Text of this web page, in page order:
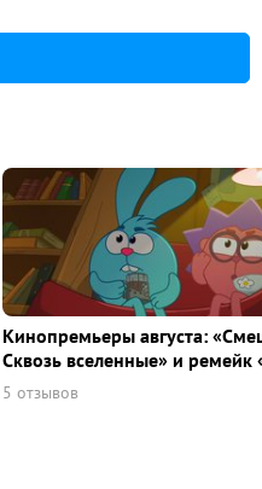
Кинопремьеры августа:
Сквозь вселенные» и ремейк
5 отзывов